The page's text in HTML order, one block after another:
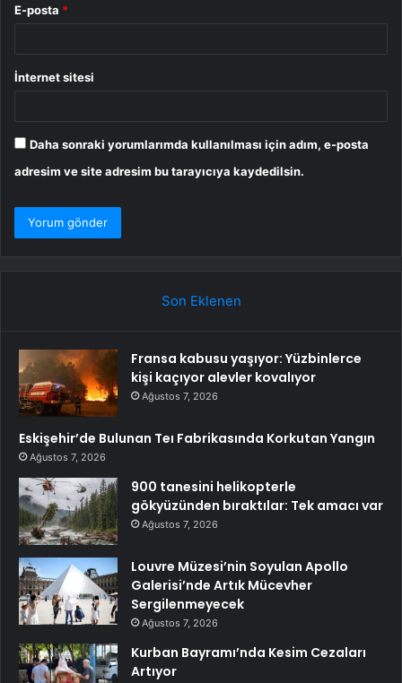
E-posta *
İnternet sitesi
Daha sonraki yorumlarımda kullanılması için adım, e-posta
adresim ve site adresim bu tarayıcıya kaydedilsin.
Son Eklenen
Fransa kabusu yaşıyor: Yüzbinlerce
kişi kaçıyor alevler kovalıyor
Ağustos 7, 2026
Eskişehir’de Bulunan Teı Fabrikasında Korkutan Yangın
Ağustos 7, 2026
900 tanesini helikopterle
gökyüzünden bıraktılar: Tek amacı var
Ağustos 7, 2026
Louvre Müzesi’nin Soyulan Apollo
Galerisi’nde Artık Mücevher
Sergilenmeyecek
Ağustos 7, 2026
Kurban Bayramı’nda Kesim Cezaları
Artıyor